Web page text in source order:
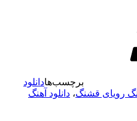
برچسب‌هادانلود
رویای قشنگ،دانلود آهنگ